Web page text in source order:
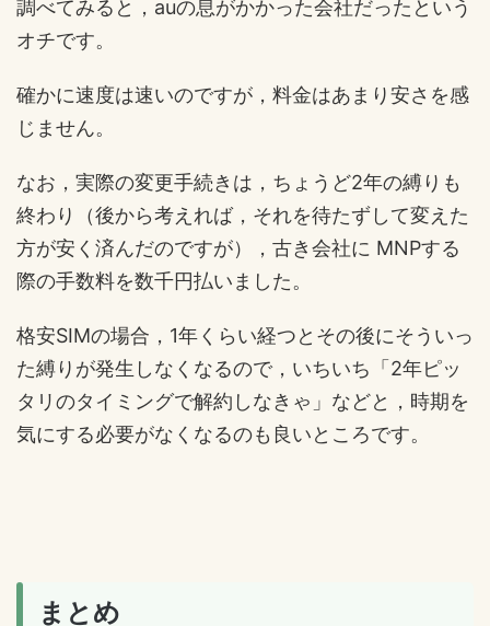
調べてみると，auの息がかかった会社だったという
オチです。
確かに速度は速いのですが，料金はあまり安さを感
じません。
なお，実際の変更手続きは，ちょうど2年の縛りも
終わり（後から考えれば，それを待たずして変えた
方が安く済んだのですが），古き会社に MNPする
際の手数料を数千円払いました。
格安SIMの場合，1年くらい経つとその後にそういっ
た縛りが発生しなくなるので，いちいち「2年ピッ
タリのタイミングで解約しなきゃ」などと，時期を
気にする必要がなくなるのも良いところです。
まとめ